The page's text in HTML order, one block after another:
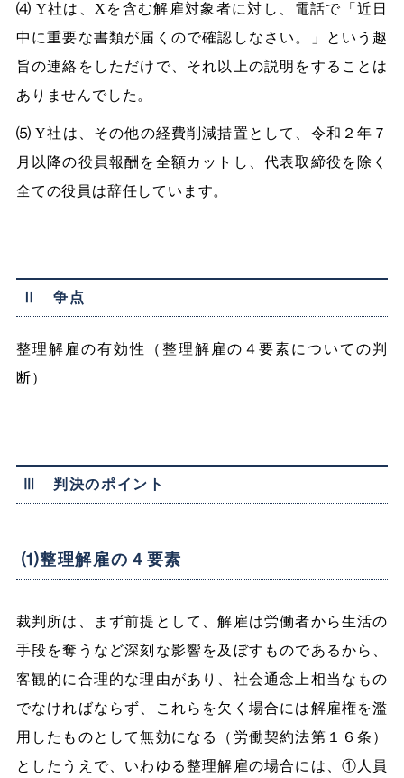
⑷ Y社は、Xを含む解雇対象者に対し、電話で「近日
中に重要な書類が届くので確認しなさい。」という趣
旨の連絡をしただけで、それ以上の説明をすることは
ありませんでした。
⑸ Y社は、その他の経費削減措置として、令和２年７
月以降の役員報酬を全額カットし、代表取締役を除く
全ての役員は辞任しています。
Ⅱ 争点
整理解雇の有効性（整理解雇の４要素についての判
断）
Ⅲ 判決のポイント
⑴整理解雇の４要素
裁判所は、まず前提として、解雇は労働者から生活の
手段を奪うなど深刻な影響を及ぼすものであるから、
客観的に合理的な理由があり、社会通念上相当なもの
でなければならず、これらを欠く場合には解雇権を濫
用したものとして無効になる（労働契約法第１６条）
としたうえで、いわゆる整理解雇の場合には、①人員